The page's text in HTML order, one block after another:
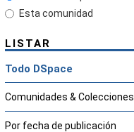
Esta comunidad
LISTAR
Todo DSpace
Comunidades & Colecciones
Por fecha de publicación